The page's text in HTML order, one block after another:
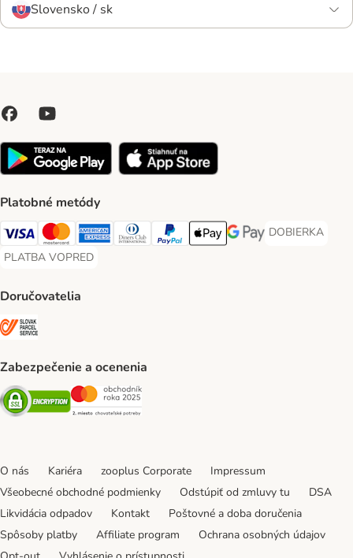
Slovensko / sk
Platobné metódy
Visa Payment Method
Mastercard Payment Method
American Express Payment Method
Diners Club Payment Method
PayPal Payment Method
Apple Pay Payment Method
Google Pay Payment
DOBIERKA
DOBIERKA
PLATBA VOPRED
PLATBA VOPRED Payment Method
Doručovatelia
Zabezpečenie a ocenenia
Security Security
O nás Kariéra zooplus Corporate
Impressum
Všeobecné obchodné podmienky
Odstúpiť od zmluvy tu
DSA
Likvidácia odpadov
Kontakt
Poštovné a doba doručenia
Spôsoby platby
Affiliate program
Ochrana osobných údajov